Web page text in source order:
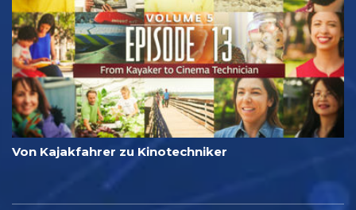
Von Kajakfahrer zu Kinotechniker